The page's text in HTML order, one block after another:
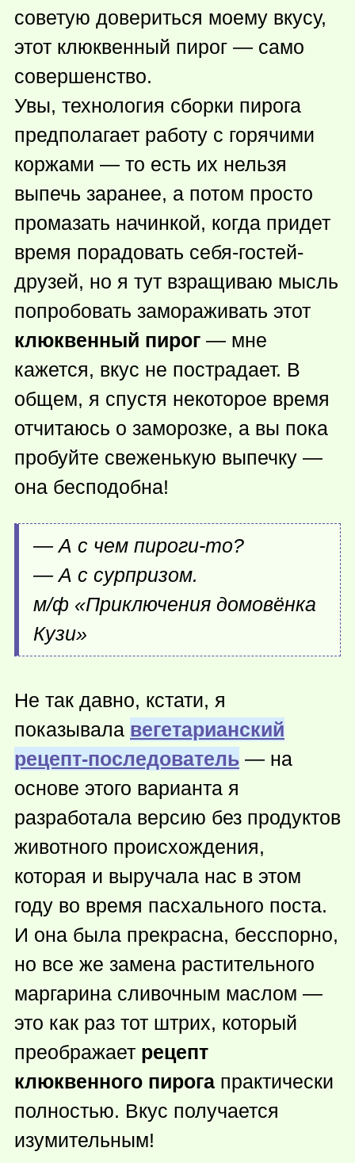
советую довериться моему вкусу,
этот клюквенный пирог — само
совершенство.
Увы, технология сборки пирога
предполагает работу с горячими
коржами — то есть их нельзя
выпечь заранее, а потом просто
промазать начинкой, когда придет
время порадовать себя-гостей-
друзей, но я тут взращиваю мысль
попробовать замораживать этот
клюквенный пирог — мне
кажется, вкус не пострадает. В
общем, я спустя некоторое время
отчитаюсь о заморозке, а вы пока
пробуйте свеженькую выпечку —
она бесподобна!
— А с чем пироги-то?
— А с сурпризом.
м/ф «Приключения домовёнка
Кузи»
Не так давно, кстати, я
показывала вегетарианский
рецепт-последователь — на
основе этого варианта я
разработала версию без продуктов
животного происхождения,
которая и выручала нас в этом
году во время пасхального поста.
И она была прекрасна, бесспорно,
но все же замена растительного
маргарина сливочным маслом —
это как раз тот штрих, который
преображает рецепт
клюквенного пирога практически
полностью. Вкус получается
изумительным!